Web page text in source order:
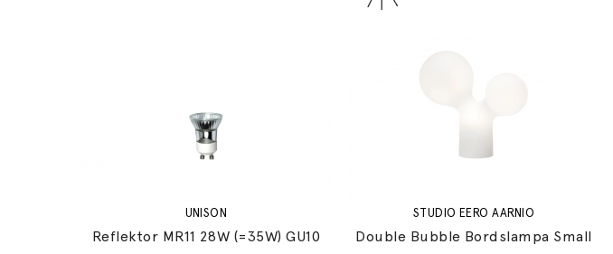
UNISON
Reflektor MR11 28W (=35W) GU10
STUDIO EERO AARNIO
Double Bubble Bordslampa Small